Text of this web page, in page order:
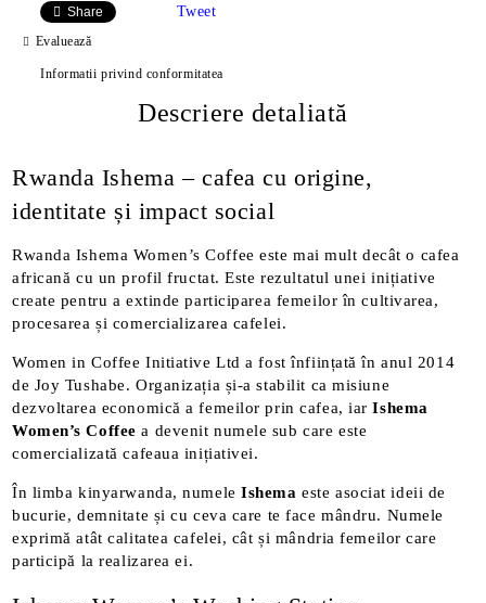
Share Tweet
Evaluează
Informatii privind conformitatea
Descriere detaliată
Rwanda Ishema – cafea cu origine,
identitate și impact social
Rwanda Ishema Women’s Coffee este mai mult decât o cafea
africană cu un profil fructat. Este rezultatul unei inițiative
create pentru a extinde participarea femeilor în cultivarea,
procesarea și comercializarea cafelei.
Women in Coffee Initiative Ltd a fost înființată în anul 2014
de Joy Tushabe. Organizația și-a stabilit ca misiune
dezvoltarea economică a femeilor prin cafea, iarIshema
Women’s Coffee a devenit numele sub care este
comercializată cafeaua inițiativei.
În limba kinyarwanda, numeleIshema este asociat ideii de
bucurie, demnitate și cu ceva care te face mândru. Numele
exprimă atât calitatea cafelei, cât și mândria femeilor care
participă la realizarea ei.